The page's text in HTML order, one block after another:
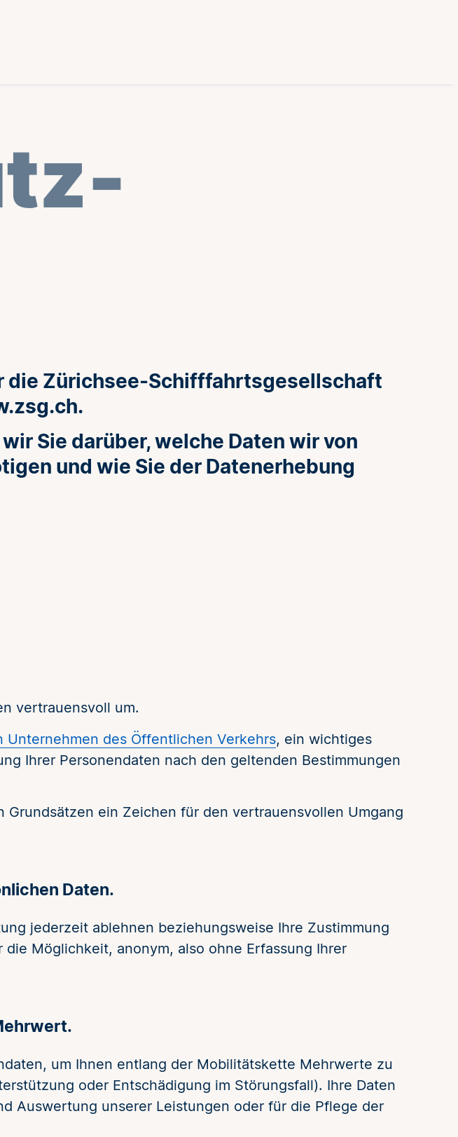
die Zürichsee-Schifffahrtsgesellschaft
Sie darüber, welche Daten wir von
und wie Sie der Datenerhebung
vertrauensvoll um.
Unternehmen des Öffentlichen Verkehrs, ein wichtiges
Ihrer Personendaten nach den geltenden Bestimmungen
ein Zeichen für den vertrauensvollen Umgang
Daten.
jederzeit ablehnen beziehungsweise Ihre Zustimmung
Möglichkeit, anonym, also ohne Erfassung Ihrer
um Ihnen entlang der Mobilitätskette Mehrwerte zu
oder Entschädigung im Störungsfall). Ihre Daten
Auswertung unserer Leistungen oder für die Pflege der